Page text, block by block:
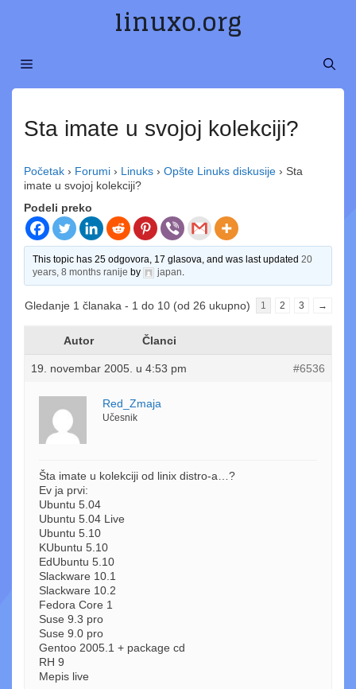
linuxo.org
MENI
Sta imate u svojoj kolekciji?
Početak › Forumi › Linuks › Opšte Linuks diskusije › Sta
imate u svojoj kolekciji?
Podeli preko
This topic has 25 odgovora, 17 glasova, and was last updated20
years, 8 months ranije by japan
Gledanje 1 članaka - 1 do 10 (od 26 ukupno) 1 2 3 →
Autor Članci
19. novembar 2005. u 4:53 pm #6536
Red_Zmaja
Učesnik
Šta imate u kolekciji od linix distro-a…?
Ev ja prvi:
Ubuntu 5.04
Ubuntu 5.04 Live
Ubuntu 5.10
KUbuntu 5.10
EdUbuntu 5.10
Slackware 10.1
Slackware 10.2
Fedora Core 1
Suse 9.3 pro
Suse 9.0 pro
Gentoo 2005.1 + package cd
RH 9
Mepis live